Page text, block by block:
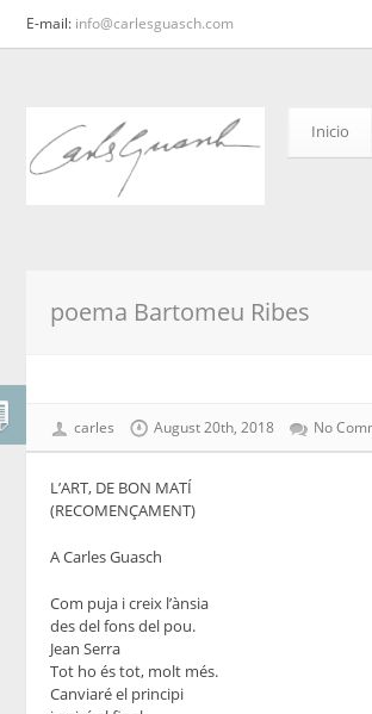
E-mail: info@carlesguasch.com
Inicio
poema Bartomeu Ribes
carles August 20th, 2018 No
L’ART, DE BON MATÍ
(RECOMENÇAMENT)
A Carles Guasch
Com puja i creix l’ànsia
des del fons del pou.
Jean Serra
Tot ho és tot, molt més.
Canviaré el principi